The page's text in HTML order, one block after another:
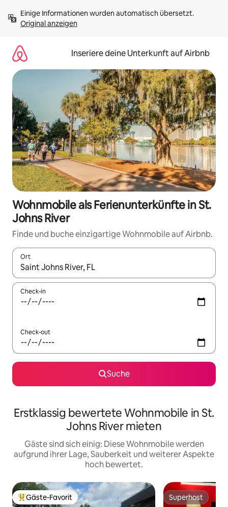
Inhalten
springenOriginal anzeigen
Inseriere deine Unterkunft auf Airbnb
Wohnmobile als Ferienunterkünfte in St.
Johns River
Finde und buche einzigartige Wohnmobile auf Airbnb.
Ort
Wenn Ergebnisse verfügbar sind, navigiere mit den
Check-in
Check-out
Suche
Erstklassig bewertete Wohnmobile in St.
Johns River mieten
Gäste sind sich einig: Diese Wohnmobile werden
aufgrund ihrer Lage, Sauberkeit und weiterer Aspekte
hoch bewertet.
Beliebter Gäste-Favorit.
Gäste-Favorit Superhost
Superhost